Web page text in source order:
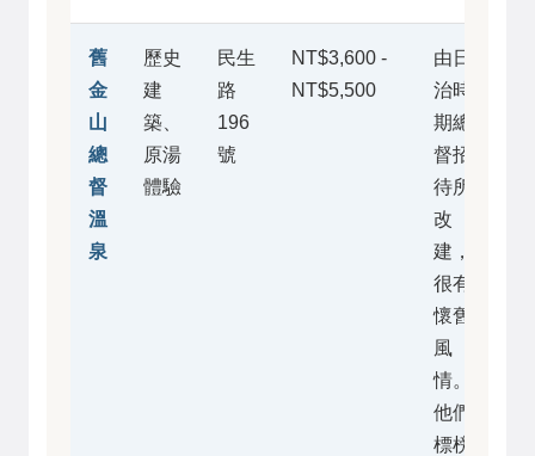
舊
金
山
總
督
溫
泉
歷史
建
築、
原湯
體驗
民生
路
196
號
NT$3,600 -
NT$5,500
由日
治時
期總
督招
待所
改
建，
很有
懷舊
風
情。
他們
標榜